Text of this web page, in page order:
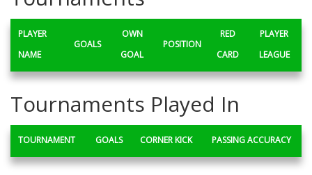
PLAYER
NAME
GOALS
OWN
GOAL
POSITION
RED
CARD
PLAYER
LEAGUE
Tournaments Played In
TOURNAMENT GOALS CORNER KICK PASSING ACCURACY